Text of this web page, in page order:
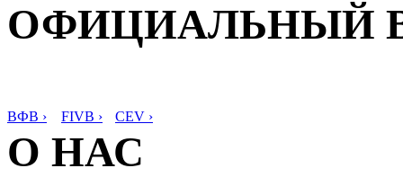
ОФИЦИАЛЬНЫЙ
ВФВ › FIVB › CEV ›
О НАС